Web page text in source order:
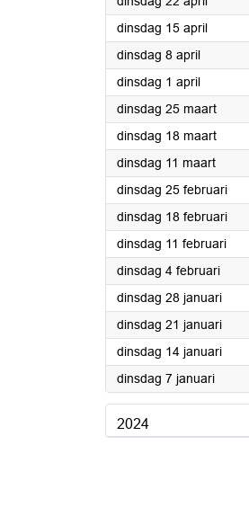
dinsdag 15 april2025
dinsdag 8 april2025
dinsdag 1 april2025
dinsdag 25 maart2025
dinsdag 18 maart2025
dinsdag 11 maart2025
dinsdag 25 februari2025
dinsdag 18 februari2025
dinsdag 11 februari2025
dinsdag 4 februari2025
dinsdag 28 januari2025
dinsdag 21 januari2025
dinsdag 14 januari2025
dinsdag 7 januari2025
2024